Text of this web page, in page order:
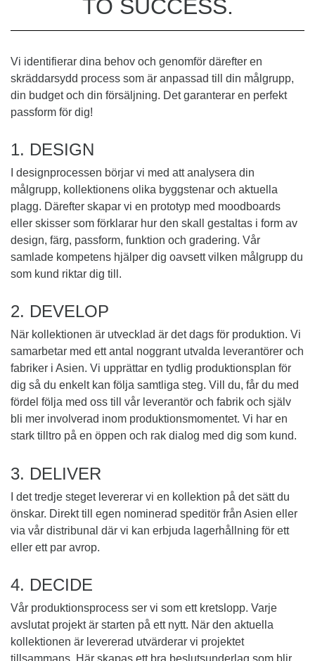
TO SUCCESS.
Vi identifierar dina behov och genomför därefter en
skräddarsydd process som är anpassad till din målgrupp,
din budget och din försäljning. Det garanterar en perfekt
passform för dig!
1. DESIGN
I designprocessen börjar vi med att analysera din
målgrupp, kollektionens olika byggstenar och aktuella
plagg. Därefter skapar vi en prototyp med moodboards
eller skisser som förklarar hur den skall gestaltas i form av
design, färg, passform, funktion och gradering. Vår
samlade kompetens hjälper dig oavsett vilken målgrupp du
som kund riktar dig till.
2. DEVELOP
När kollektionen är utvecklad är det dags för produktion. Vi
samarbetar med ett antal noggrant utvalda leverantörer och
fabriker i Asien. Vi upprättar en tydlig produktionsplan för
dig så du enkelt kan följa samtliga steg. Vill du, får du med
fördel följa med oss till vår leverantör och fabrik och själv
bli mer involverad inom produktionsmomentet. Vi har en
stark tilltro på en öppen och rak dialog med dig som kund.
3. DELIVER
I det tredje steget levererar vi en kollektion på det sätt du
önskar. Direkt till egen nominerad speditör från Asien eller
via vår distribunal där vi kan erbjuda lagerhållning för ett
eller ett par avrop.
4. DECIDE
Vår produktionsprocess ser vi som ett kretslopp. Varje
avslutat projekt är starten på ett nytt. När den aktuella
kollektionen är levererad utvärderar vi projektet
tillsammans. Här skapas ett bra beslutsunderlag som blir